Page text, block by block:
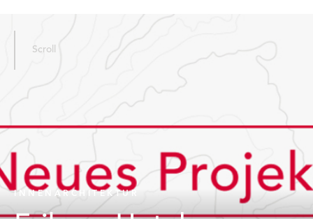
Scroll
INNENARCHITEKTUR